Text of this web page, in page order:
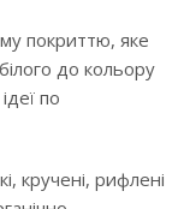
покриттю, яке
до кольору
по
кручені, рифлені